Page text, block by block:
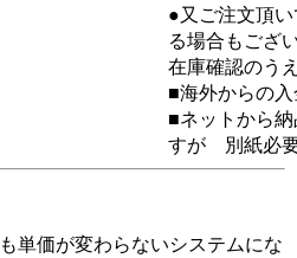
●又ご注文頂
る場合もござ
在庫確認のう
■海外からの
■ネットから
すが 別紙必
単価が変わらないシステムにな